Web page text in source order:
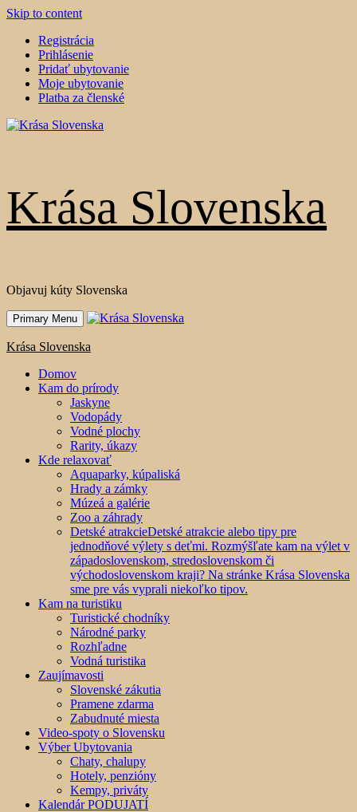
Skip to content
Registrácia
Prihlásenie
Pridať ubytovanie
Moje ubytovanie
Platba za členské
Krása Slovenska
Objavuj kúty Slovenska
Primary Menu
Krása Slovenska
Domov
Kam do prírody
Jaskyne
Vodopády
Vodné plochy
Rarity, úkazy
Kde relaxovať
Aquaparky, kúpaliská
Hrady a zámky
Múzeá a galérie
Zoo a záhrady
Detské atrakcieDetské atrakcie alebo tipy pre
jednodňové výlety s deťmi. Rozmýšľate kam na výlet v
západoslovenskom, stredoslovenskom či
východoslovenskom kraji? Na stránke Krása Slovenska
sme pre vás vyprali niekoľko tipov.
Kam na turistiku
Turistické chodníky
Národné parky
Rozhľadne
Vodná turistika
Zaujímavosti
Slovenské zákutia
Pramene zdarma
Zabudnuté miesta
Video-spoty o Slovensku
Výber Ubytovania
Chaty, chalupy
Hotely, penzióny
Kempy, priváty
Kalendár PODUJATÍ